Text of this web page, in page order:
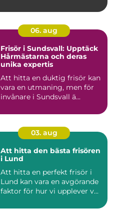
06. aug
Frisör i Sundsvall: Upptäck
Hårmästarna och deras
unika expertis
Att hitta en duktig frisör kan
vara en utmaning, men för
invånare i Sundsvall ä...
03. aug
Att hitta den bästa frisören
i Lund
Att hitta en perfekt frisör i
Lund kan vara en avgörande
faktor för hur vi upplever v...